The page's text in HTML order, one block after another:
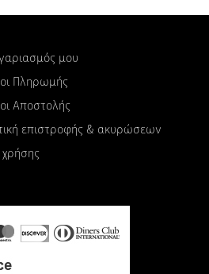
μου
Πληρωμής
Αποστολής
επιστροφής & ακυρώσεων
χρήσης